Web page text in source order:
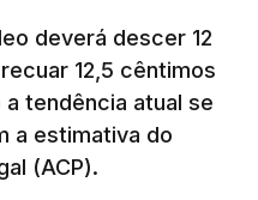
deverá descer 12
12,5 cêntimos
tendência atual se
a estimativa do
(ACP).